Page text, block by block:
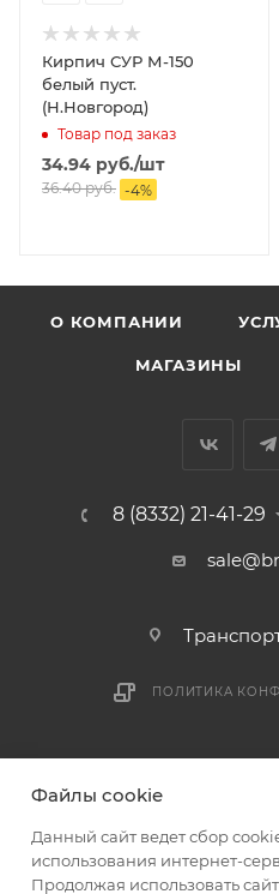
Кирпич СУР М-150
белый пуст.
(Н.Новгород)
Товар под заказ
34.94 руб./шт
36.40руб. -4%
О КОМПАНИИ
МАГАЗИНЫ
8 (8332) 21-41-29
ПОЛИТИКА
Файлы cookie
Данный сайт ведет сбор
использования интернет-
Продолжая использовать